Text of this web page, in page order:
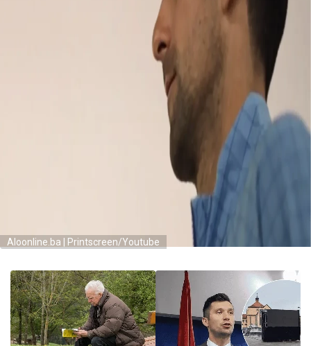
Aloonline.ba | Printscreen/Youtube